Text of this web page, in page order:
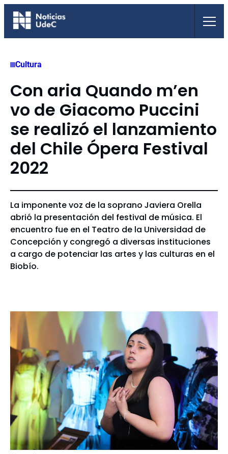
Saltar
Cultura
Con aria Quando m’en
vo de Giacomo Puccini
se realizó el lanzamiento
del Chile Ópera Festival
2022
La imponente voz de la soprano Javiera Orella
abrió la presentación del festival de música. El
encuentro fue en el Teatro de la Universidad de
Concepción y congregó a diversas instituciones
a cargo de potenciar las artes y las culturas en el
Biobío.